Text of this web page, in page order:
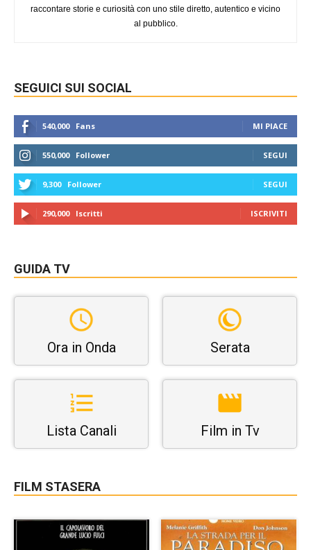
raccontare storie e curiosità con uno stile diretto, autentico e vicino
al pubblico.
SEGUICI SUI SOCIAL
540,000 Fans MI PIACE
550,000 Follower SEGUI
9,300 Follower SEGUI
290,000 Iscritti ISCRIVITI
GUIDA TV
Ora in Onda Serata
Lista Canali Film in Tv
FILM STASERA